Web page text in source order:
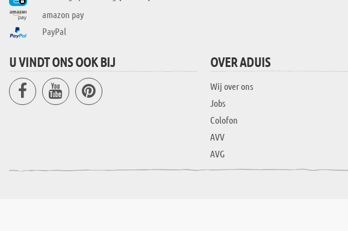
amazon pay
PayPal
U VINDT ONS OOK BIJ OVER ADUIS
Wij over ons
Jobs
Colofon
AVV
AVG